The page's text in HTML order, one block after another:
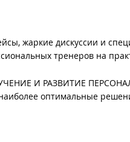
жаркие дискуссии и
тренеров на
И РАЗВИТИЕ ПЕРСОНАЛА
оптимальные